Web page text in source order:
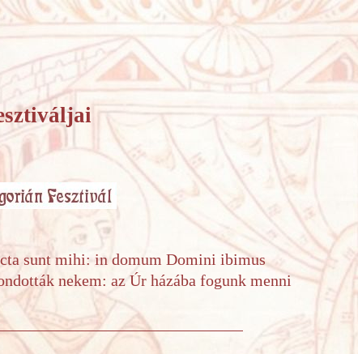
sunt mihi: in domum Domini ibimus
nekem: az Úr házába fogunk menni